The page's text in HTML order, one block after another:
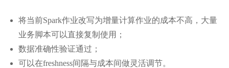
将当前Spark作业改写为增量计算作业的成本不高，大量
业务脚本可以直接复制使用；
数据准确性验证通过；
可以在freshness间隔与成本间做灵活调节。